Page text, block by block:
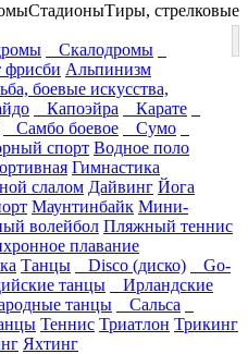
СтадионыТиры, стрелковые
Скалодромы
фрисби Альпинизм
боевые искусства,
Капоэйра
Карате
Самбо боевое
Сумо
спорт Водное поло
Гимнастика
слалом Дайвинг Йога
Маунтинбайк Мини-
волейбол Пляжный теннис
плавание
Танцы Disco (диско)
Go-
танцы
Ирландские
танцы
Сальса
Теннис Триатлон Трикинг
Яхтинг